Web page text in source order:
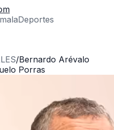
Deportes
/Bernardo Arévalo
Porras